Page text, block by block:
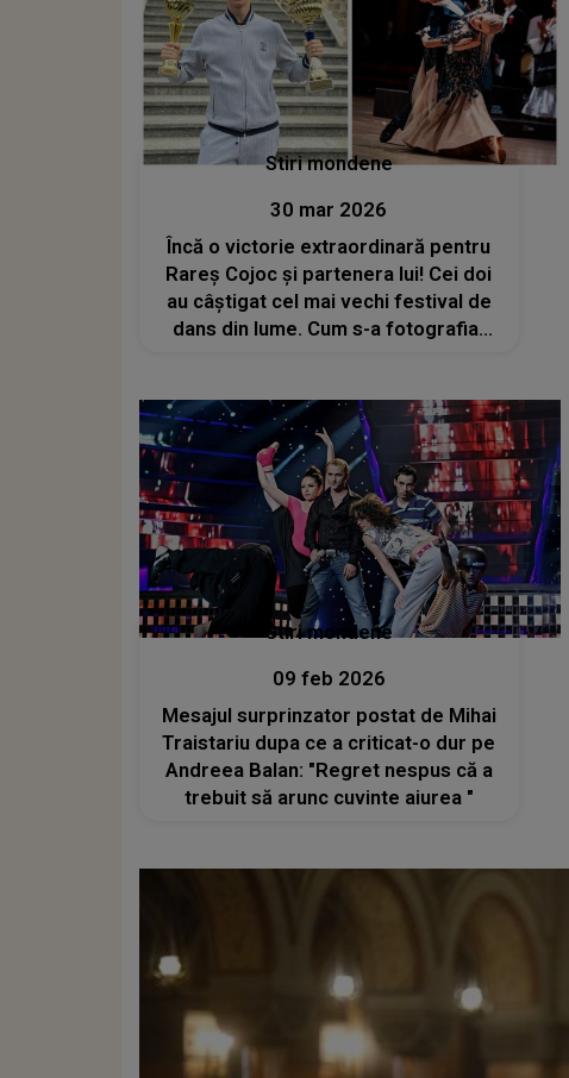
Stiri mondene
30 mar 2026
Încă o victorie extraordinară pentru
Rareș Cojoc și partenera lui! Cei doi
au câștigat cel mai vechi festival de
dans din lume. Cum s-a fotografiat
susținător”
Stiri mondene
09 feb 2026
Mesajul surprinzator postat de Mihai
Traistariu dupa ce a criticat-o dur pe
Andreea Balan: "Regret nespus că a
trebuit să arunc cuvinte aiurea "